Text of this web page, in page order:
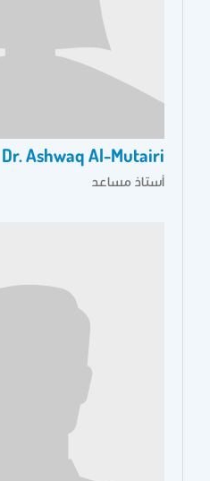
Dr. Ashwaq Al-Mutairi
أستاذ مساعد